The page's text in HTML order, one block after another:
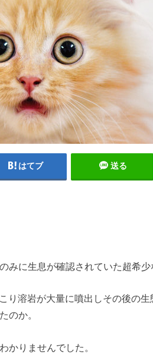
はてブ 送る
みに生息が確認されていた超希少
り溶岩が大量に噴出しその後の
のか。
かりませんでした。